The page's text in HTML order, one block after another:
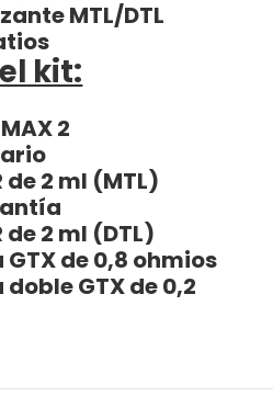
MTL/DTL
kit:
2
de 2 ml (MTL)
de 2 ml (DTL)
de 0,8 ohmios
GTX de 0,2